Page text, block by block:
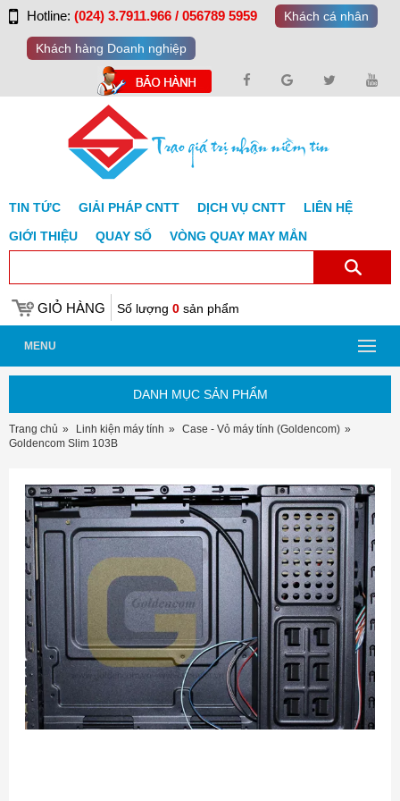
Hotline: (024) 3.7911.966 / 056789 5959 Khách cá nhân
Khách hàng Doanh nghiệp
TIN TỨC GIẢI PHÁP CNTT DỊCH VỤ CNTT
LIÊN HỆ
GIỚI THIỆU
QUAY SỐ VÒNG QUAY MAY MẮN
GIỎ HÀNG Số lượng 0 sản phẩm
MENU
DANH MỤC SẢN PHẨM
Trang chủ Linh kiện máy tính
Case - Vỏ máy tính (Goldencom)
Goldencom Slim 103B